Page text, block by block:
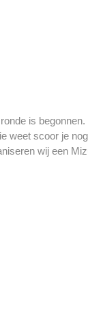
is
weet scoor je
wij een